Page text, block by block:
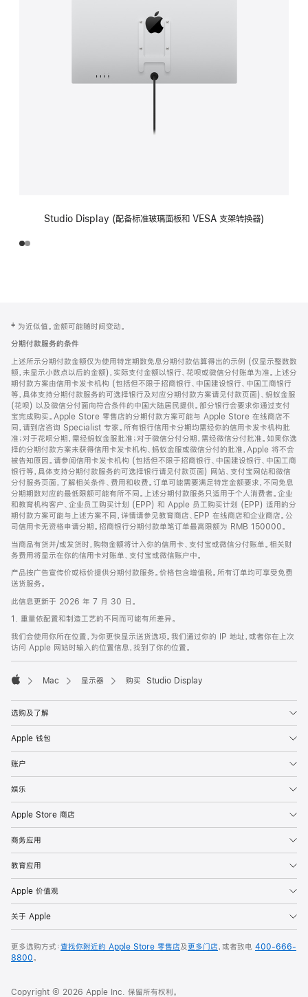
Studio Display (配备标准玻璃面板和 VESA 支架转换器)
页
页
脚
注
‡ 为近似值。金额可能随时间变动。
分期付款服务的条件
上述所示分期付款金额仅为使用特定期数免息分期付款估算得出的示例 (仅显示整数数
额，未显示小数点以后的金额)，实际支付金额以银行、花呗或微信分付账单为准。上述分
期付款方案由信用卡发卡机构 (包括但不限于招商银行、中国建设银行、中国工商银行
等，具体支持分期付款服务的可选择银行及对应分期付款方案请见付款页面)、蚂蚁金服
(花呗) 以及微信分付面向符合条件的中国大陆居民提供。部分银行会要求你通过支付
宝完成购买。Apple Store 零售店的分期付款方案可能与 Apple Store 在线商店不
同，请到店咨询 Specialist 专家。所有银行信用卡分期均需经你的信用卡发卡机构批
准；对于花呗分期，需经蚂蚁金服批准；对于微信分付分期，需经微信分付批准。如果你选
择的分期付款方案未获得信用卡发卡机构、蚂蚁金服或微信分付的批准，Apple 将不会
被告知原因。请参阅信用卡发卡机构 (包括但不限于招商银行、中国建设银行、中国工商
银行等，具体支持分期付款服务的可选择银行请见付款页面) 网站、支付宝网站和微信
分付服务页面，了解相关条件、费用和收费。订单可能需要满足特定金额要求，不同免息
分期期数对应的最低限额可能有所不同。上述分期付款服务只适用于个人消费者。企业
和教育机构客户、企业员工购买计划 (EPP) 和 Apple 员工购买计划 (EPP) 适用的分
期付款方案可能与上述方案不同，详情请参见教育商店、EPP 在线商店和企业商店。公
司信用卡无资格申请分期。招商银行分期付款单笔订单最高限额为 RMB 150000。
当商品有货并/或发货时，购物金额将计入你的信用卡、支付宝或微信分付账单。相关财
务费用将显示在你的信用卡对账单、支付宝或微信账户中。
产品按广告宣传价或标价提供分期付款服务。价格包含增值税。所有订单均可享受免费
送货服务。
此信息更新于 2026 年 7 月 30 日。
1. 重量依配置和制造工艺的不同而可能有所差异。
我们会使用你所在位置，为你更快显示送货选项。我们通过你的 IP 地址，或者你在上次
访问 Apple 网站时输入的位置信息，找到了你的位置。
Mac 显示器 购买 Studio Display
选购及了解
Apple 钱包
账户
娱乐
Apple Store 商店
商务应用
教育应用
Apple 价值观
关于 Apple
更多选购方式：查找你附近的 Apple Store 零售店及更多门店，或者致电 400-666-
8800。
Copyright © 2026 Apple Inc. 保留所有权利。